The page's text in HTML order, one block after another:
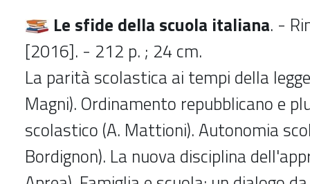
Le sfide della scuola italiana. -
[2016]. - 212 p. ; 24 cm.
La parità scolastica ai tempi della
Magni). Ordinamento repubblicano e
scolastico (A. Mattioni). Autonomia
Bordignon). La nuova disciplina